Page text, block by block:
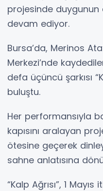
projesinde duygunun
devam ediyor.
Bursa’da, Merinos
Merkezi’nde
defa üçüncü şarkısı
buluştu.
Her performansıyla
kapısını aralayan
ötesine geçerek
sahne anlatısına
“Kalp Ağrısı”, 1